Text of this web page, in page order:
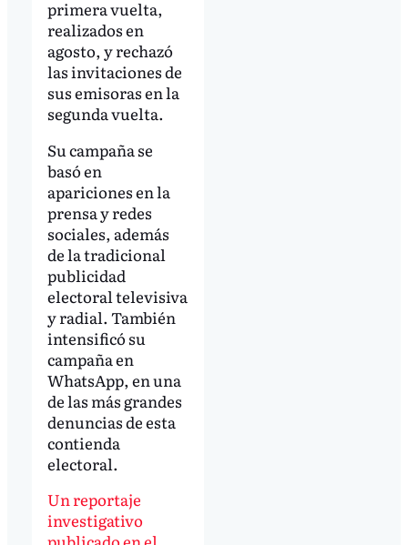
primera vuelta,
realizados en
agosto, y rechazó
las invitaciones de
sus emisoras en la
segunda vuelta.
Su campaña se
basó en
apariciones en la
prensa y redes
sociales, además
de la tradicional
publicidad
electoral televisiva
y radial. También
intensificó su
campaña en
WhatsApp, en una
de las más grandes
denuncias de esta
contienda
electoral.
Un reportaje
investigativo